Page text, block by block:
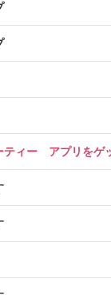
ティー アプリをゲ